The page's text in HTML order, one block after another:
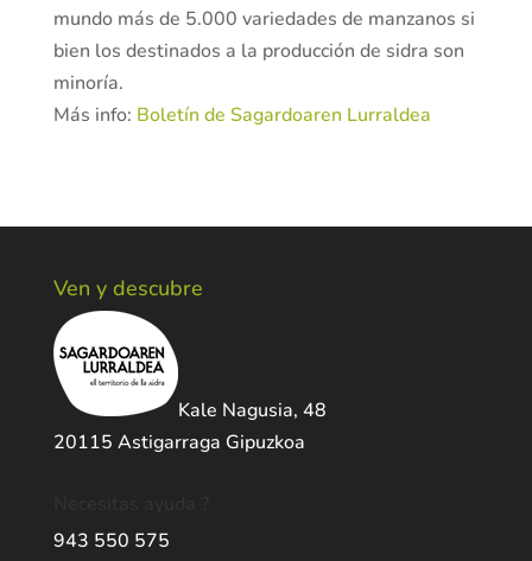
mundo más de 5.000 variedades de manzanos si
bien los destinados a la producción de sidra son
minoría.
Más info: Boletín de Sagardoaren Lurraldea
Ven y descubre
Kale Nagusia, 48
20115 Astigarraga Gipuzkoa
943 550 575